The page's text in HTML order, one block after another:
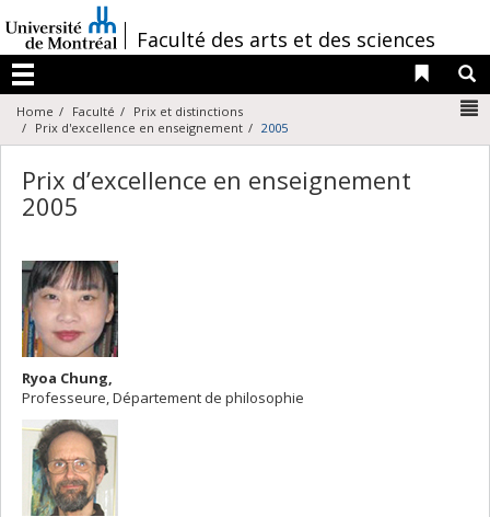
au
contenu
/Faculté des arts et des sciences
Menu
Liens
Home Faculté
Prix et distinctions
Prix d'excellence en enseignement
2005
Prix d’excellence en enseignement
2005
Ryoa Chung,
Professeure, Département de philosophie